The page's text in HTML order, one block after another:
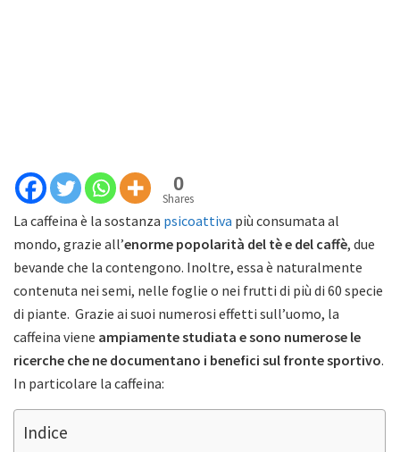
0
Shares
La caffeina è la sostanza psicoattiva più consumata al
mondo, grazie all’enorme popolarità del tè e del caffè, due
bevande che la contengono. Inoltre, essa è naturalmente
contenuta nei semi, nelle foglie o nei frutti di più di 60 specie
di piante. Grazie ai suoi numerosi effetti sull’uomo, la
caffeina viene ampiamente studiata e sono numerose le
ricerche che ne documentano i benefici sul fronte sportivo.
In particolare la caffeina:
Indice